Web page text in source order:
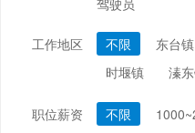
驾驶员
美容/美发
市场/媒介/公关
能源/电力/矿产
工作地区 不限 东台镇
时堰镇
溱
职位薪资 不限